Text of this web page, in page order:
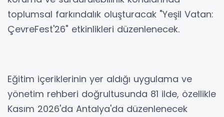
toplumsal farkındalık oluşturacak "Yeşil Vatan:
ÇevreFest'26" etkinlikleri düzenlenecek.
Eğitim içeriklerinin yer aldığı uygulama ve
yönetim rehberi doğrultusunda 81 ilde, özellikle
Kasım 2026'da Antalya'da düzenlenecek